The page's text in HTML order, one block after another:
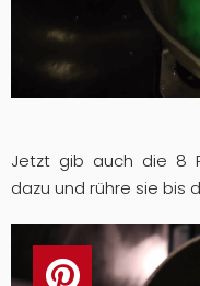
Jetzt gib auch die 8
dazu und rühre sie bis